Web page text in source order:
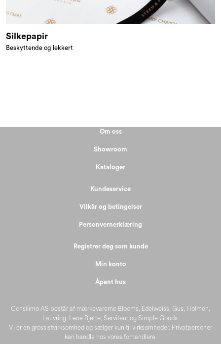
Silkepapir
Beskyttende og lekkert
Consilimo AS består af mærkevarerne Blooms, Edelweiss, Gus, Holmen,
Lauvring, Lene Bjerre, Serviteur og Simple Goods.
Vi er en grossistvirksomhed og sælger kun til virksomheder. Privatpersoner
kan handle hos vores forhandlere.
Om oss
Showroom
Kataloger
Kundeservice
Vilkår og betingelser
Personvernerklæring
Registrer deg som kunde
Min konto
Åpent hus